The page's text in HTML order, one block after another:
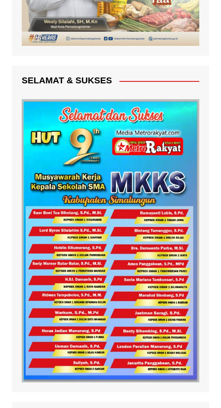
SELAMAT & SUKSES